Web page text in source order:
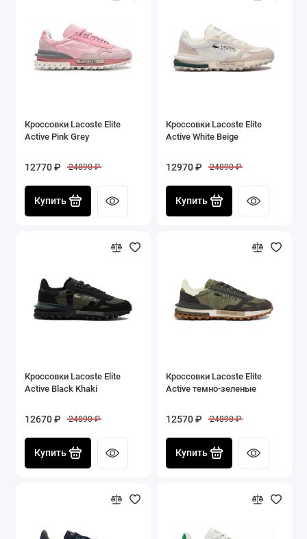
Кроссовки Lacoste Elite
Active Pink Grey
12770 ₽ 24890 ₽
Купить
Кроссовки Lacoste Elite
Active White Beige
12970 ₽ 24890 ₽
Купить
Кроссовки Lacoste Elite
Active Black Khaki
12670 ₽ 24890 ₽
Купить
Кроссовки Lacoste Elite
Active темно-зеленые
12570 ₽ 24890 ₽
Купить